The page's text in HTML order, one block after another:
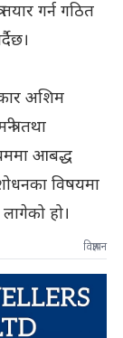
गर्न गठित
अशिम
तथा
आबद्ध
विषयमा
हो।
विज्ञापन